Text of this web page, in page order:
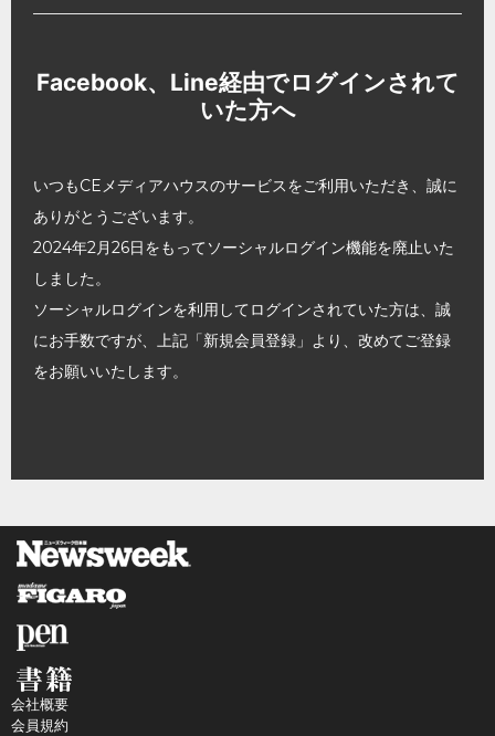
Facebook、Line経由でログインされて
いた方へ
いつもCEメディアハウスのサービスをご利用いただき、誠に
ありがとうございます。
2024年2月26日をもってソーシャルログイン機能を廃止いた
しました。
ソーシャルログインを利用してログインされていた方は、誠
にお手数ですが、上記「新規会員登録」より、改めてご登録
をお願いいたします。
会社概要
会員規約